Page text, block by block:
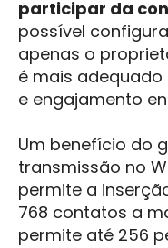
participar da
possível
apenas o
é mais
e engajamento
Um benefício do
transmissão no
permite a
768 contatos a
permite até 256